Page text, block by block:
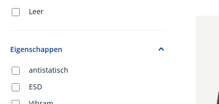
Leer
Eigenschappen
antistatisch
ESD